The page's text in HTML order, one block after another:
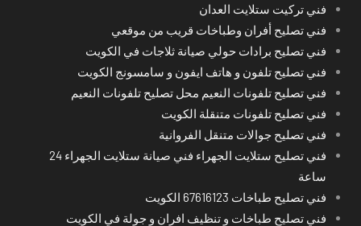
فني تركيت ستلايت العدان
فني تصليح أفران وطباخات قريب من موقعي
فني تصليح برادات حولي صيانة ثلاجات في الكويت
فني تصليح تلفون و هاتف ايفون و سامسونج الكويت
فني تصليح تلفونات النعيم محل تصليح تلفونات النعيم
فني تصليح تلفونات متنقلة الكويت
فني تصليح جوالات متنقل الفروانية
فني تصليح ستلايت الجهراء فني صيانة ستلايت الجهراء 24
ساعة
فني تصليح طباخات 67616123 الكويت
فني تصليح طباخات و تنظيف افران و جولة في الكويت